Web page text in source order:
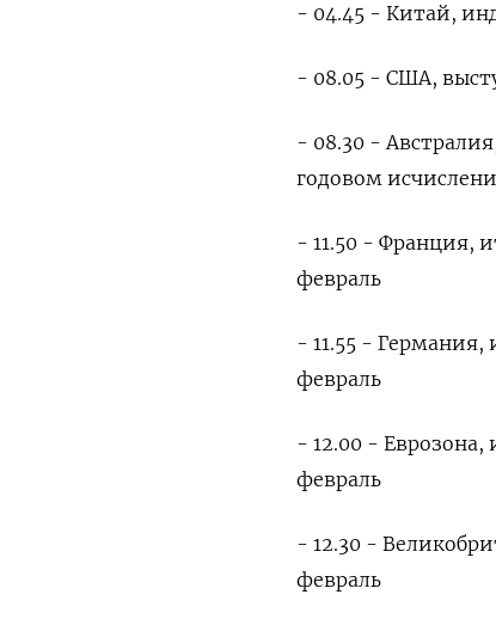
- 04.45 - Китай,
- 08.05 - США,
- 08.30 -
годовом
- 11.50 - Франция,
февраль
- 11.55 - Германия,
февраль
- 12.00 - Еврозона,
февраль
- 12.30 -
февраль